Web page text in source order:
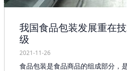
我国食品包装发展重在
级
2021-11-26
食品包装是食品商品的组成部分，